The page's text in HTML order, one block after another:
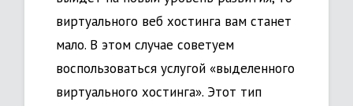
виртуального веб хостинга вам станет
мало. В этом случае советуем
воспользоваться услугой «выделенного
виртуального хостинга». Этот тип